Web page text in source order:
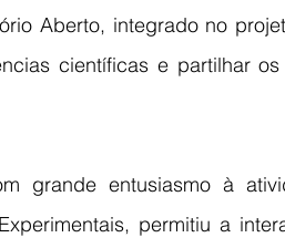
Aberto, integrado no
científicas e partilhar
grande entusiasmo à
permitiu a